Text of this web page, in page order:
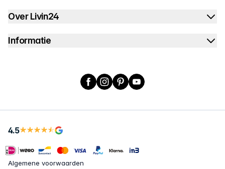
Over Livin24
Informatie
Facebook
Instagram
PinterestYouTube
4.5
Algemene voorwaarden